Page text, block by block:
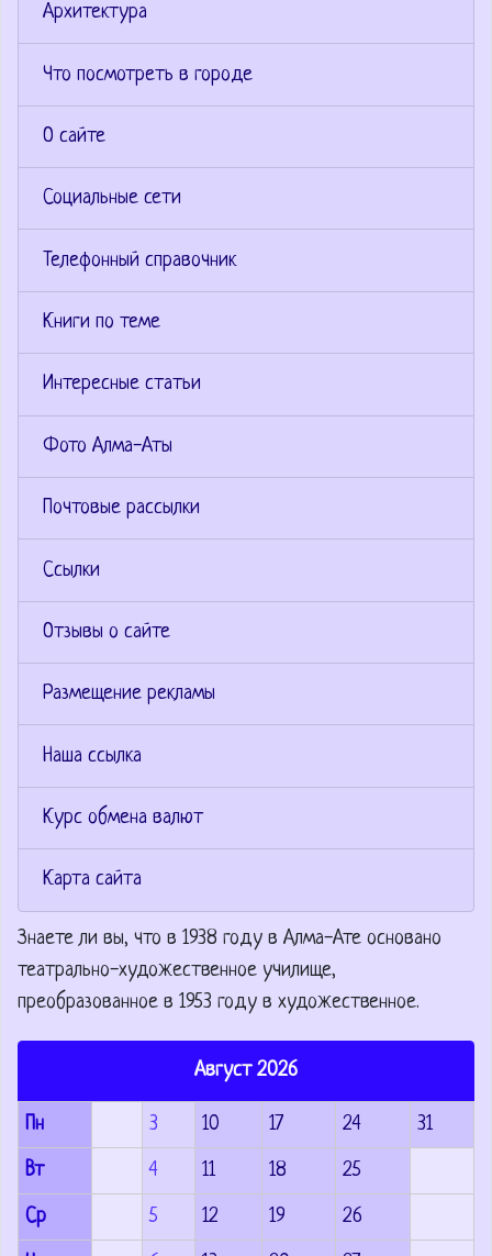
Архитектура
Что посмотреть в городе
О сайте
Социальные сети
Телефонный справочник
Книги по теме
Интересные статьи
Фото Алма-Аты
Почтовые рассылки
Ссылки
Отзывы о сайте
Размещение рекламы
Наша ссылка
Курс обмена валют
Карта сайта
Знаете ли вы, что в 1938 году в Алма-Ате основано
театрально-художественное училище,
преобразованное в 1953 году в художественное.
Август 2026
Пн 3 10 17 24
31
Вт
4 11 18
25
Ср
5 12 19
26